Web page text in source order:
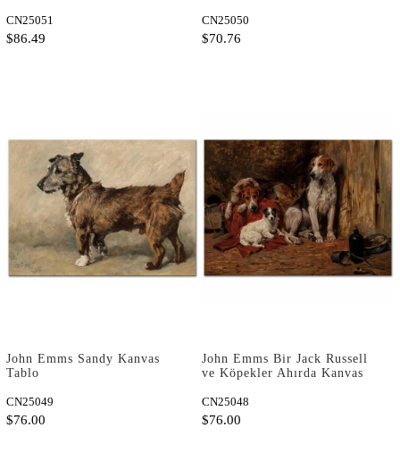
CN25051
$86.49
CN25050
$70.76
John Emms Sandy Kanvas
Tablo
CN25049
$76.00
John Emms Bir Jack Russell
ve Köpekler Ahırda Kanvas
CN25048
$76.00